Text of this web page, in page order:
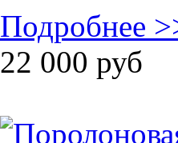
Подробнее
22 000 руб